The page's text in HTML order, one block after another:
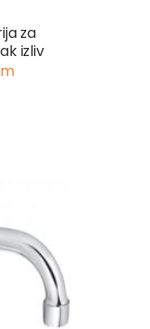
za
izliv